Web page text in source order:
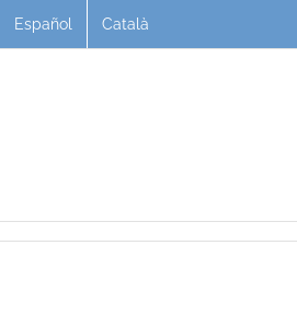
Español Català